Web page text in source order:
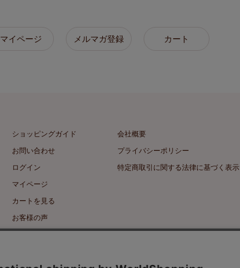
マイページ メルマガ登録 カート
ショッピングガイド
お問い合わせ
ログイン
マイページ
カートを見る
お客様の声
会社概要
プライバシーポリシー
特定商取引に関する法律に基づく表示